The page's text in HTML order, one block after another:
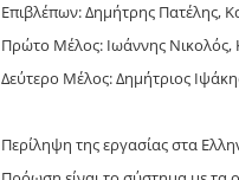
Επιβλέπων: Δημήτρης Πατέλης,
Πρώτο Μέλος: Ιωάννης Νικολός,
Δεύτερο Μέλος: Δημήτριος
Περίληψη της εργασίας στα